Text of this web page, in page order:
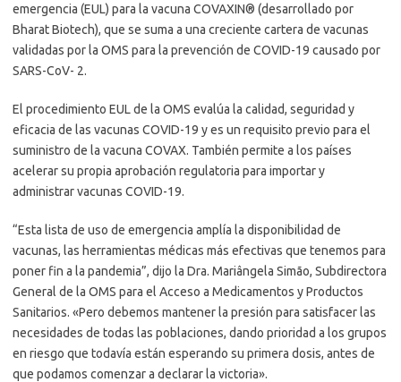
emergencia (EUL) para la vacuna COVAXIN® (desarrollado por
Bharat Biotech), que se suma a una creciente cartera de vacunas
validadas por la OMS para la prevención de COVID-19 causado por
SARS-CoV- 2.
El procedimiento EUL de la OMS evalúa la calidad, seguridad y
eficacia de las vacunas COVID-19 y es un requisito previo para el
suministro de la vacuna COVAX. También permite a los países
acelerar su propia aprobación regulatoria para importar y
administrar vacunas COVID-19.
“Esta lista de uso de emergencia amplía la disponibilidad de
vacunas, las herramientas médicas más efectivas que tenemos para
poner fin a la pandemia”, dijo la Dra. Mariângela Simão, Subdirectora
General de la OMS para el Acceso a Medicamentos y Productos
Sanitarios. «Pero debemos mantener la presión para satisfacer las
necesidades de todas las poblaciones, dando prioridad a los grupos
en riesgo que todavía están esperando su primera dosis, antes de
que podamos comenzar a declarar la victoria».